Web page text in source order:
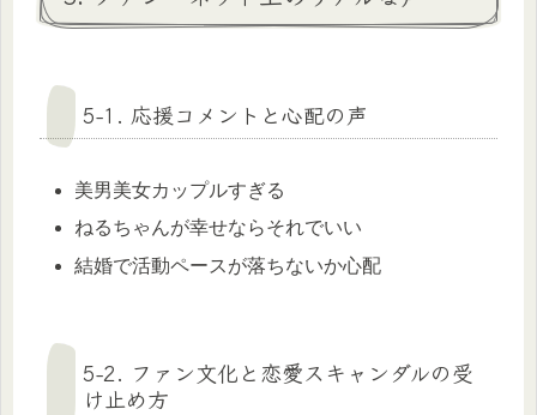
5-1. 応援コメントと心配の声
美男美女カップルすぎる
ねるちゃんが幸せならそれでいい
結婚で活動ペースが落ちないか心配
5-2. ファン文化と恋愛スキャンダルの受
け止め方